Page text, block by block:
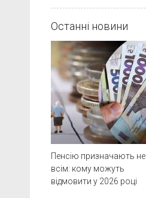
Останні новини
Пенсію призначають не
всім: кому можуть
відмовити у 2026 році